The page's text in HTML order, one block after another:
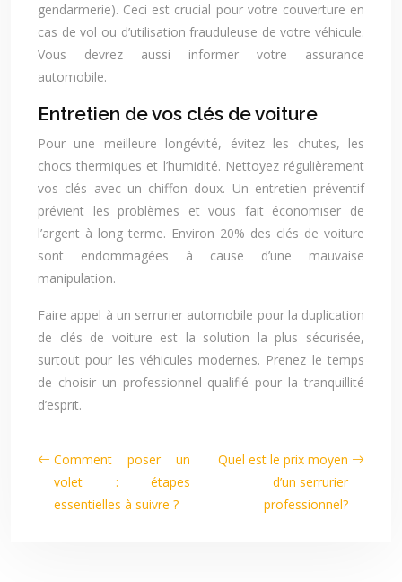
gendarmerie). Ceci est crucial pour votre couverture en
cas de vol ou d’utilisation frauduleuse de votre véhicule.
Vous devrez aussi informer votre assurance
automobile.
Entretien de vos clés de voiture
Pour une meilleure longévité, évitez les chutes, les
chocs thermiques et l’humidité. Nettoyez régulièrement
vos clés avec un chiffon doux. Un entretien préventif
prévient les problèmes et vous fait économiser de
l’argent à long terme. Environ 20% des clés de voiture
sont endommagées à cause d’une mauvaise
manipulation.
Faire appel à un serrurier automobile pour la duplication
de clés de voiture est la solution la plus sécurisée,
surtout pour les véhicules modernes. Prenez le temps
de choisir un professionnel qualifié pour la tranquillité
d’esprit.
Comment poser un
volet : étapes
essentielles à suivre ?
Quel est le prix moyen
d’un serrurier
professionnel?